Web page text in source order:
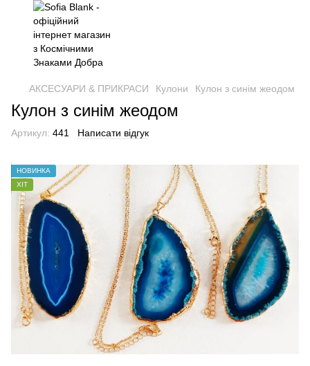
АКСЕСУАРИ & ПРИКРАСИ Кулони Кулон з синім жеодом
Кулон з синім жеодом
Артикул: 441 Написати відгук
НОВИНКА
ХІТ